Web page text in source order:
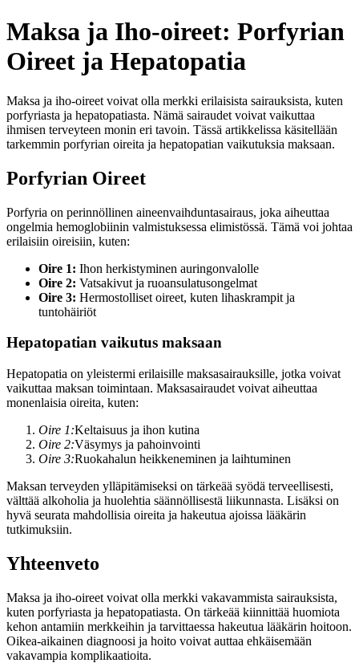
Maksa ja Iho-oireet: Porfyrian
Oireet ja Hepatopatia
Maksa ja iho-oireet voivat olla merkki erilaisista sairauksista, kuten
porfyriasta ja hepatopatiasta. Nämä sairaudet voivat vaikuttaa
ihmisen terveyteen monin eri tavoin. Tässä artikkelissa käsitellään
tarkemmin porfyrian oireita ja hepatopatian vaikutuksia maksaan.
Porfyrian Oireet
Porfyria on perinnöllinen aineenvaihduntasairaus, joka aiheuttaa
ongelmia hemoglobiinin valmistuksessa elimistössä. Tämä voi johtaa
erilaisiin oireisiin, kuten:
Oire 1: Ihon herkistyminen auringonvalolle
Oire 2: Vatsakivut ja ruoansulatusongelmat
Oire 3: Hermostolliset oireet, kuten lihaskrampit ja
tuntohäiriöt
Hepatopatian vaikutus maksaan
Hepatopatia on yleistermi erilaisille maksasairauksille, jotka voivat
vaikuttaa maksan toimintaan. Maksasairaudet voivat aiheuttaa
monenlaisia oireita, kuten:
Oire 1:Keltaisuus ja ihon kutina
Oire 2:Väsymys ja pahoinvointi
Oire 3:Ruokahalun heikkeneminen ja laihtuminen
Maksan terveyden ylläpitämiseksi on tärkeää syödä terveellisesti,
välttää alkoholia ja huolehtia säännöllisestä liikunnasta. Lisäksi on
hyvä seurata mahdollisia oireita ja hakeutua ajoissa lääkärin
tutkimuksiin.
Yhteenveto
Maksa ja iho-oireet voivat olla merkki vakavammista sairauksista,
kuten porfyriasta ja hepatopatiasta. On tärkeää kiinnittää huomiota
kehon antamiin merkkeihin ja tarvittaessa hakeutua lääkärin hoitoon.
Oikea-aikainen diagnoosi ja hoito voivat auttaa ehkäisemään
vakavampia komplikaatioita.